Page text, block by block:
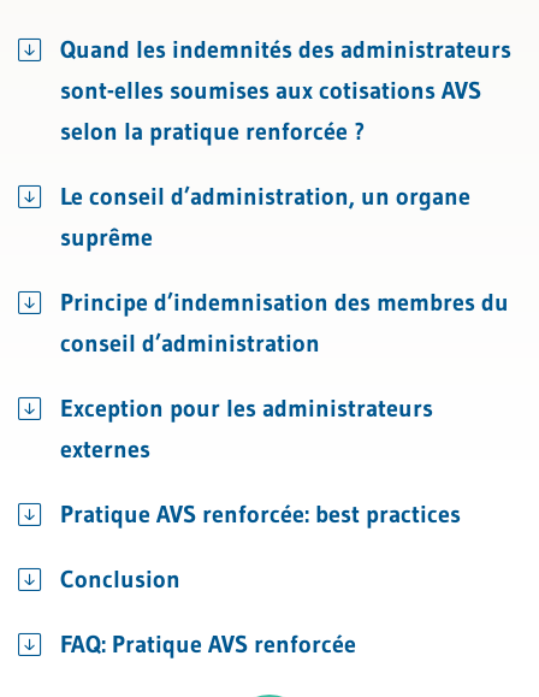
Quand les indemnités des administrateurs
sont-elles soumises aux cotisations AVS
selon la pratique renforcée ?
Le conseil d’administration, un organe
suprême
Principe d’indemnisation des membres du
conseil d’administration
Exception pour les administrateurs
externes
Pratique AVS renforcée: best practices
Conclusion
FAQ: Pratique AVS renforcée